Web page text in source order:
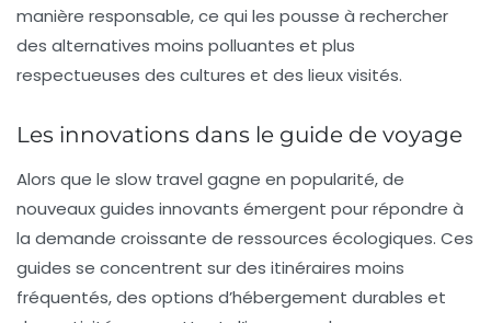
manière responsable, ce qui les pousse à rechercher
des alternatives moins polluantes et plus
respectueuses des cultures et des lieux visités.
Les innovations dans le guide de voyage
Alors que le slow travel gagne en popularité, de
nouveaux guides innovants émergent pour répondre à
la demande croissante de ressources écologiques. Ces
guides se concentrent sur des itinéraires moins
fréquentés, des options d’hébergement durables et